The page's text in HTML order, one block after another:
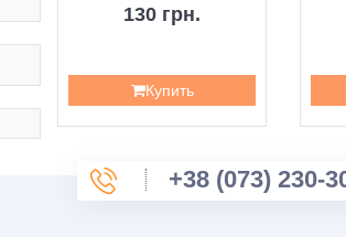
130 грн.
Купить
+38 (073) 230-